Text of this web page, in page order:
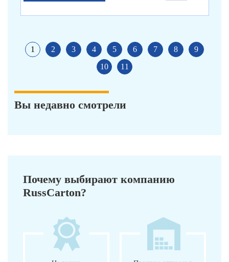
1 2 3 4 5 6 7 8
9
10
11
Вы недавно смотрели
Почему выбирают компанию
RussCarton?